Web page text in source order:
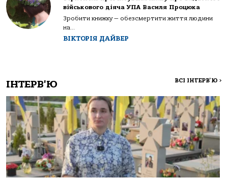
військового діяча УПА Василя Процюка
Зробити книжку — обезсмертити життя людини
на...
ВІКТОРІЯ ДАЙВЕР
ІНТЕРВ'Ю ВСІ ІНТЕРВ'Ю >